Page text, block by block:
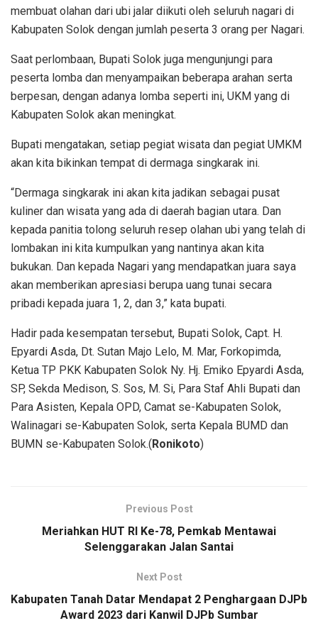
membuat olahan dari ubi jalar diikuti oleh seluruh nagari di
Kabupaten Solok dengan jumlah peserta 3 orang per Nagari.
Saat perlombaan, Bupati Solok juga mengunjungi para
peserta lomba dan menyampaikan beberapa arahan serta
berpesan, dengan adanya lomba seperti ini, UKM yang di
Kabupaten Solok akan meningkat.
Bupati mengatakan, setiap pegiat wisata dan pegiat UMKM
akan kita bikinkan tempat di dermaga singkarak ini.
“Dermaga singkarak ini akan kita jadikan sebagai pusat
kuliner dan wisata yang ada di daerah bagian utara. Dan
kepada panitia tolong seluruh resep olahan ubi yang telah di
lombakan ini kita kumpulkan yang nantinya akan kita
bukukan. Dan kepada Nagari yang mendapatkan juara saya
akan memberikan apresiasi berupa uang tunai secara
pribadi kepada juara 1, 2, dan 3,” kata bupati.
Hadir pada kesempatan tersebut, Bupati Solok, Capt. H.
Epyardi Asda, Dt. Sutan Majo Lelo, M. Mar, Forkopimda,
Ketua TP PKK Kabupaten Solok Ny. Hj. Emiko Epyardi Asda,
SP, Sekda Medison, S. Sos, M. Si, Para Staf Ahli Bupati dan
Para Asisten, Kepala OPD, Camat se-Kabupaten Solok,
Walinagari se-Kabupaten Solok, serta Kepala BUMD dan
BUMN se-Kabupaten Solok.(Ronikoto)
Previous Post
Meriahkan HUT RI Ke-78, Pemkab Mentawai
Selenggarakan Jalan Santai
Next Post
Kabupaten Tanah Datar Mendapat 2 Penghargaan DJPb
Award 2023 dari Kanwil DJPb Sumbar